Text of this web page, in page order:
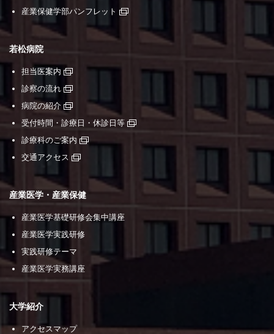
産業保健学部パンフレット
若松病院
担当医案内
診察の流れ
病院の紹介
受付時間・診療日・休診日等
診療科のご案内
交通アクセス
産業医学・産業保健
産業医学基礎研修会集中講座
産業医学実践研修
実践研修テーマ
産業医学実務講座
大学紹介
アクセスマップ